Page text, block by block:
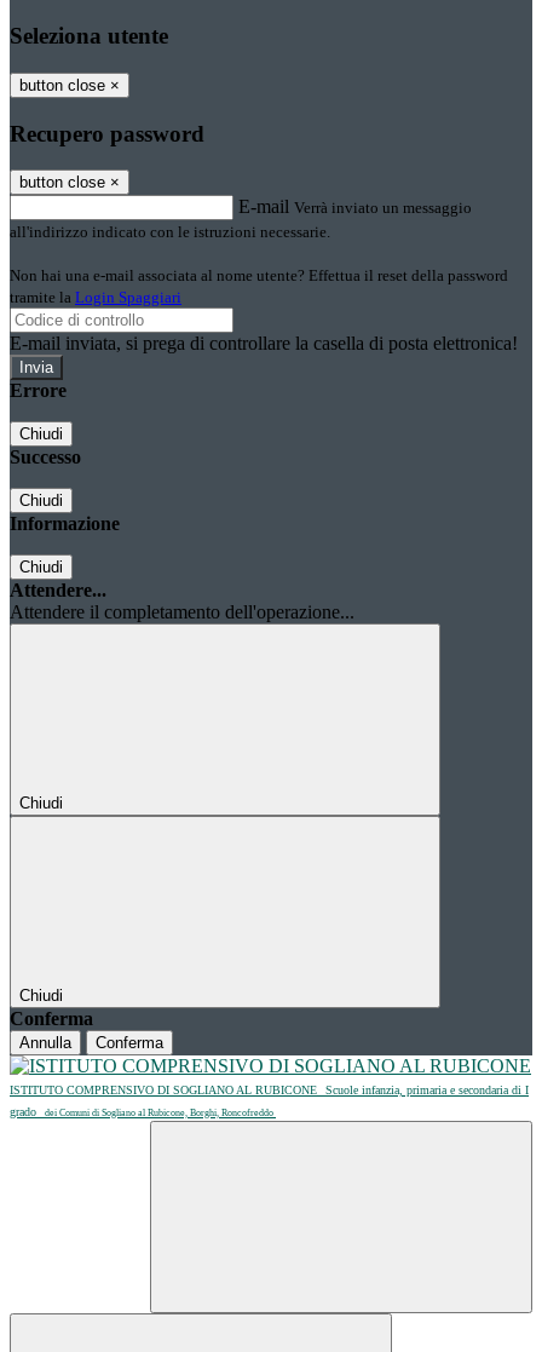
Seleziona utente
button close ×
Recupero password
button close ×
E-mail Verrà inviato un messaggio
all'indirizzo indicato con le istruzioni necessarie.
Non hai una e-mail associata al nome utente? Effettua il reset della password
tramite la Login Spaggiari
E-mail inviata, si prega di controllare la casella di posta elettronica!
Errore
Chiudi
Successo
Chiudi
Informazione
Chiudi
Attendere...
Attendere il completamento dell'operazione...
Chiudi
Chiudi
Conferma
Annulla Conferma
ISTITUTO COMPRENSIVO DI SOGLIANO AL RUBICONE
Scuole infanzia, primaria e secondaria di I
grado
dei Comuni di Sogliano al Rubicone, Borghi, Roncofreddo